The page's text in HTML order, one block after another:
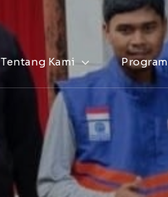
Tentang Kami Program